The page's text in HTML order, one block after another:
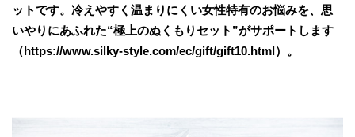
ットです。冷えやすく温まりにくい女性特有のお悩みを、思
いやりにあふれた“極上のぬくもりセット”がサポートします
（https://www.silky-style.com/ec/gift/gift10.html）。